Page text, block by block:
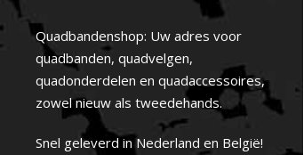
Quadbandenshop: Uw adres voor
quadbanden, quadvelgen,
quadonderdelen en quadaccessoires,
zowel nieuw als tweedehands.
Snel geleverd in Nederland en België!